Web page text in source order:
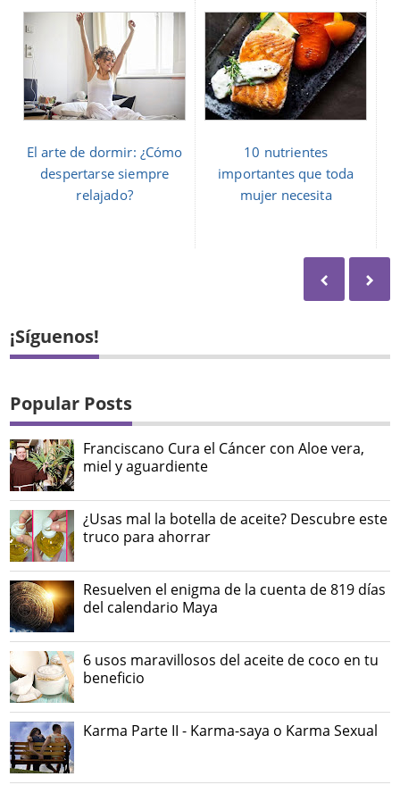
El arte de dormir: ¿Cómo
despertarse siempre
relajado?
10 nutrientes
importantes que toda
mujer necesita
¡Síguenos!
Popular Posts
Franciscano Cura el Cáncer con Aloe vera,
miel y aguardiente
¿Usas mal la botella de aceite? Descubre este
truco para ahorrar
Resuelven el enigma de la cuenta de 819 días
del calendario Maya
6 usos maravillosos del aceite de coco en tu
beneficio
Karma Parte II - Karma-saya o Karma Sexual